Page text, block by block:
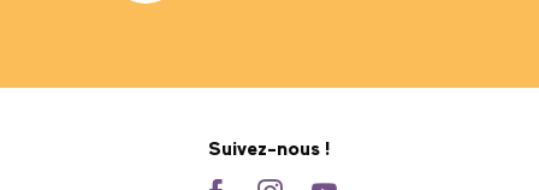
Suivez-nous !